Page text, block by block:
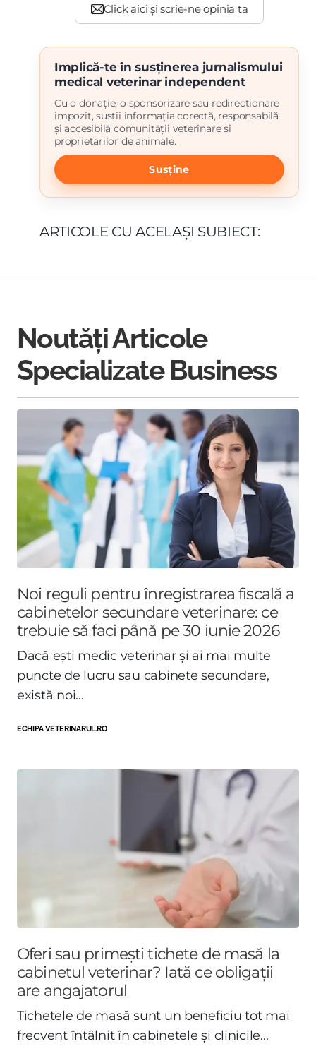
Implică-te în susținerea jurnalismului
medical veterinar independent
Cu o donație, o sponsorizare sau redirecționare
impozit, susții informația corectă, responsabilă
și accesibilă comunității veterinare și
proprietarilor de animale.
Susține
ARTICOLE CU ACELAȘI SUBIECT:
Noutăți Articole
Specializate Business
Noi reguli pentru înregistrarea fiscală a
cabinetelor secundare veterinare: ce
trebuie să faci până pe 30 iunie 2026
Dacă ești medic veterinar și ai mai multe
puncte de lucru sau cabinete secundare,
există noi...
ECHIPA VETERINARUL.RO
Oferi sau primești tichete de masă la
cabinetul veterinar? Iată ce obligații
are angajatorul
Tichetele de masă sunt un beneficiu tot mai
frecvent întâlnit în cabinetele și clinicile...